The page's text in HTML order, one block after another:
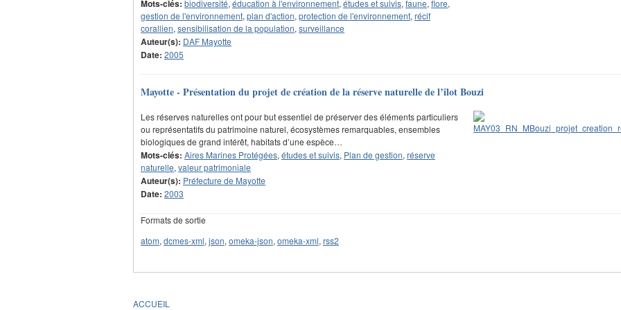
Mots-clés: biodiversité, éducation à l'environnement, études et suivis, faune, flore,
gestion de l'environnement, plan d'action, protection de l'environnement, récif
corallien, sensibilisation de la population, surveillance
Auteur(s): DAF Mayotte
Date: 2005
Mayotte - Présentation du projet de création de la réserve naturelle de l’îlot Bouzi
Les réserves naturelles ont pour but essentiel de préserver des éléments particuliers
ou représentatifs du patrimoine naturel, écosystèmes remarquables, ensembles
biologiques de grand intérêt, habitats d’une espèce…
Mots-clés: Aires Marines Protégées, études et suivis, Plan de gestion, réserve
naturelle, valeur patrimoniale
Auteur(s): Préfecture de Mayotte
Date: 2003
Formats de sortie
atom, dcmes-xml, json, omeka-json, omeka-xml, rss2
ACCUEIL